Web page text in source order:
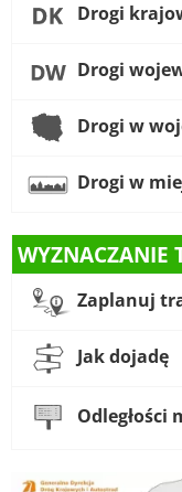
Drogi
Drogi
Drogi w
Drogi w
WYZNACZANIE
Zaplanuj
Jak dojadę
Odległości